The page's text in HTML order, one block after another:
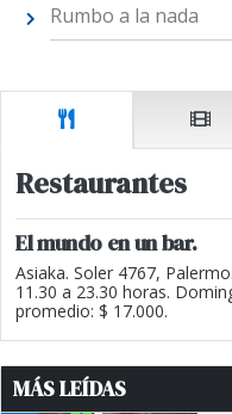
Rumbo a la nada
Restaurantes
El mundo en un bar.
Asiaka. Soler 4767,
11.30 a 23.30 horas.
promedio: $ 17.000.
MÁS LEÍDAS